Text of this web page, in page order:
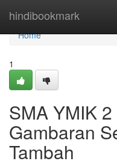
hindibookmark
Home
Home
1
SMA YMIK
Gambaran
Tambah